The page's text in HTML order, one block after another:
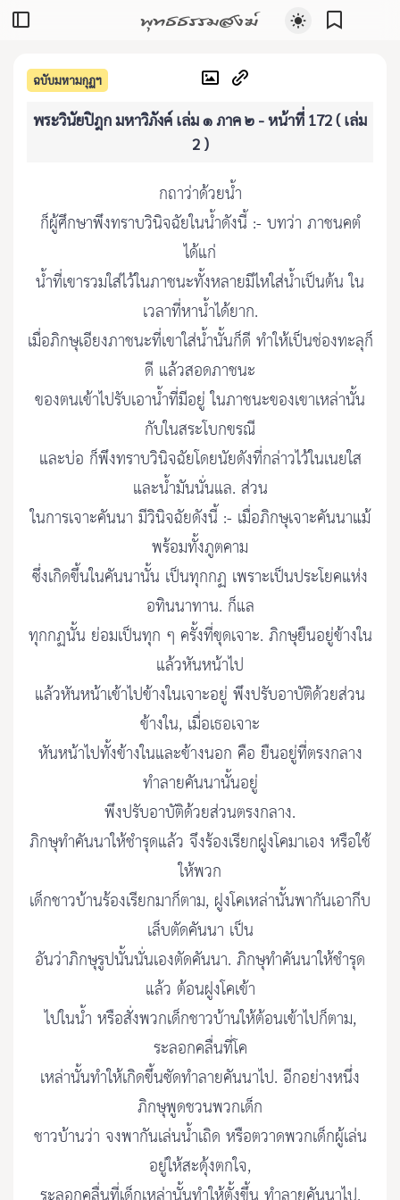
พุทธธรรมสงฆ์
ฉบับมหามกุฏฯ
พระวินัยปิฎก มหาวิภังค์ เล่ม ๑ ภาค ๒ - หน้าที่ 172 ( เล่ม
2 )
กถาว่าด้วยน้ำ
ก็ผู้ศึกษาพึงทราบวินิจฉัยในน้ำดังนี้ :- บทว่า ภาชนคตํ
ได้แก่
น้ำที่เขารวมใส่ไว้ในภาชนะทั้งหลายมีไหใส่น้ำเป็นต้น ใน
เวลาที่หาน้ำได้ยาก.
เมื่อภิกษุเอียงภาชนะที่เขาใส่น้ำนั้นก็ดี ทำให้เป็นช่องทะลุก็
ดี แล้วสอดภาชนะ
ของตนเข้าไปรับเอาน้ำที่มีอยู่ ในภาชนะของเขาเหล่านั้น
กับในสระโบกขรณี
และบ่อ ก็พึงทราบวินิจฉัยโดยนัยดังที่กล่าวไว้ในเนยใส
และน้ำมันนั่นแล. ส่วน
ในการเจาะคันนา มีวินิจฉัยดังนี้ :- เมื่อภิกษุเจาะคันนาแม้
พร้อมทั้งภูตคาม
ซึ่งเกิดขึ้นในคันนานั้น เป็นทุกกฏ เพราะเป็นประโยคแห่ง
อทินนาทาน. ก็แล
ทุกกฏนั้น ย่อมเป็นทุก ๆ ครั้งที่ขุดเจาะ. ภิกษุยืนอยู่ข้างใน
แล้วหันหน้าไป
แล้วหันหน้าเข้าไปข้างในเจาะอยู่ พึงปรับอาบัติด้วยส่วน
ข้างใน, เมื่อเธอเจาะ
หันหน้าไปทั้งข้างในและข้างนอก คือ ยืนอยู่ที่ตรงกลาง
ทำลายคันนานั้นอยู่
พึงปรับอาบัติด้วยส่วนตรงกลาง.
ภิกษุทำคันนาให้ชำรุดแล้ว จึงร้องเรียกฝูงโคมาเอง หรือใช้
ให้พวก
เด็กชาวบ้านร้องเรียกมาก็ตาม, ฝูงโคเหล่านั้นพากันเอากีบ
เล็บตัดคันนา เป็น
อันว่าภิกษุรูปนั้นนั่นเองตัดคันนา. ภิกษุทำคันนาให้ชำรุด
แล้ว ต้อนฝูงโคเข้า
ไปในน้ำ หรือสั่งพวกเด็กชาวบ้านให้ต้อนเข้าไปก็ตาม,
ระลอกคลื่นที่โค
เหล่านั้นทำให้เกิดขึ้นซัดทำลายคันนาไป. อีกอย่างหนึ่ง
ภิกษุพูดชวนพวกเด็ก
ชาวบ้านว่า จงพากันเล่นน้ำเถิด หรือตวาดพวกเด็กผู้เล่น
อยู่ให้สะดุ้งตกใจ,